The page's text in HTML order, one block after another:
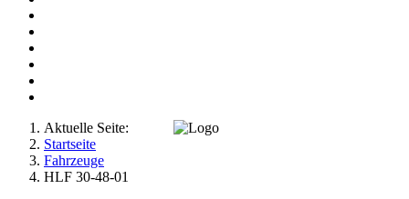
Aktuelle Seite:
Startseite
Fahrzeuge
HLF 30-48-01